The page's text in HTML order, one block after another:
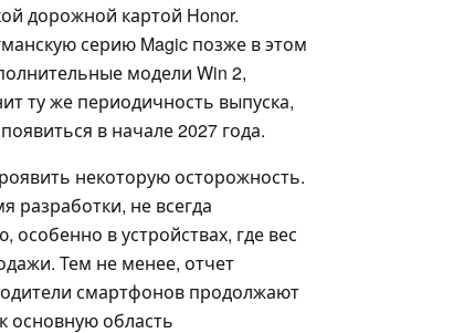
дорожной картой Honor.
серию Magic позже в этом
модели Win 2,
ту же периодичность выпуска,
в начале 2027 года.
некоторую осторожность.
разработки, не всегда
в устройствах, где вес
Тем не менее, отчет
смартфонов продолжают
основную область